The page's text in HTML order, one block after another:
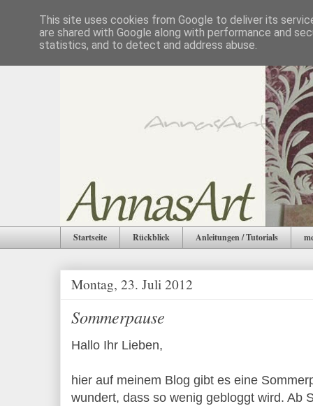
Startseite Rückblick Anleitungen / Tutorials
Montag, 23. Juli 2012
Sommerpause
Hallo Ihr Lieben,
hier auf meinem Blog gibt es eine
wundert, dass so wenig gebloggt wird. Ab
This site uses cookies from Google to deliver its
are shared with Google along with performance and
statistics, and to detect and address abuse.